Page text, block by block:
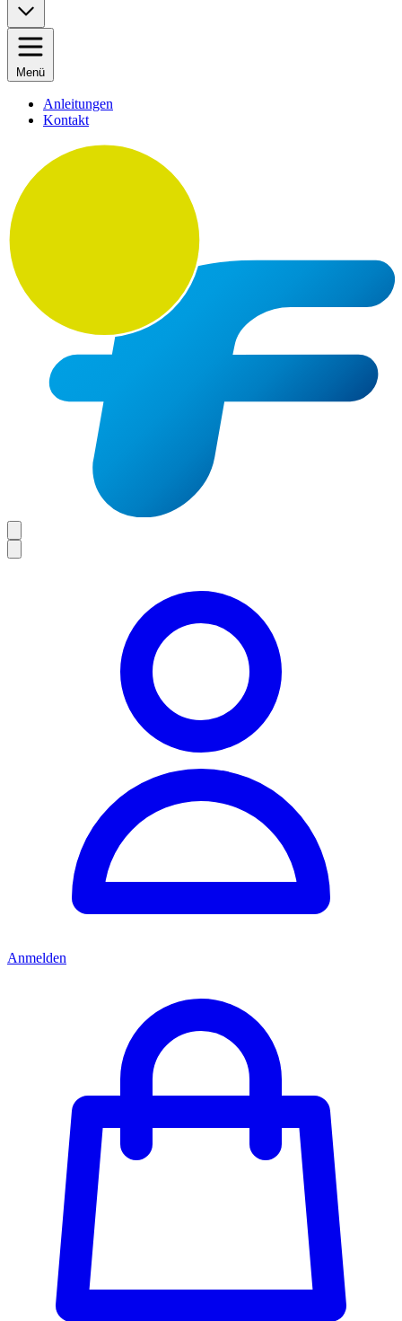
Menü
Anleitungen
Kontakt
Anmelden